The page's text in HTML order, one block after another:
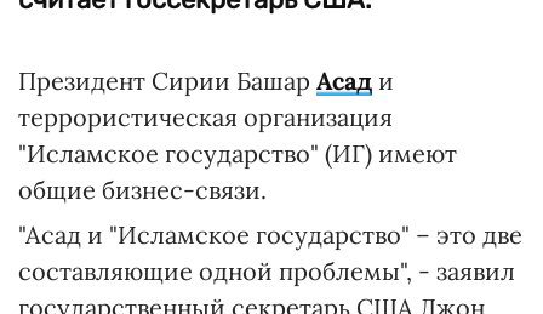
Президент Сирии Башар Асад и
террористическая организация
"Исламское государство" (ИГ) имеют
общие бизнес-связи.
"Асад и "Исламское государство" – это две
составляющие одной проблемы", - заявил
государственный секретарь США Джон